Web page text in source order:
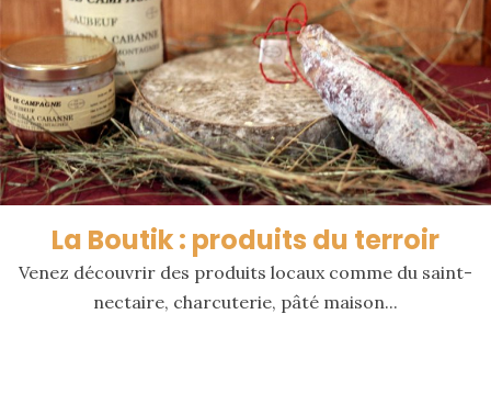
La Boutik : produits du terroir
Venez découvrir des produits locaux comme du saint-
nectaire, charcuterie, pâté maison...